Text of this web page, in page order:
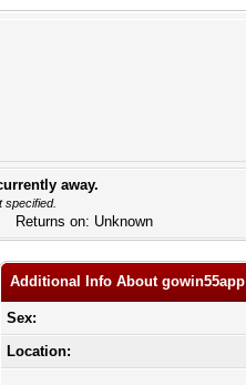
away.
specified.
Returns on: Unknown
Additional Info About gowin55app
Sex:
Location: